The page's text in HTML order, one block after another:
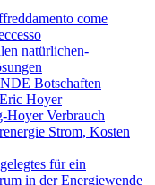
come
natürlichen-
Botschaften
Hoyer
Hoyer Verbrauch
Strom, Kosten
für ein
in der Energiewende